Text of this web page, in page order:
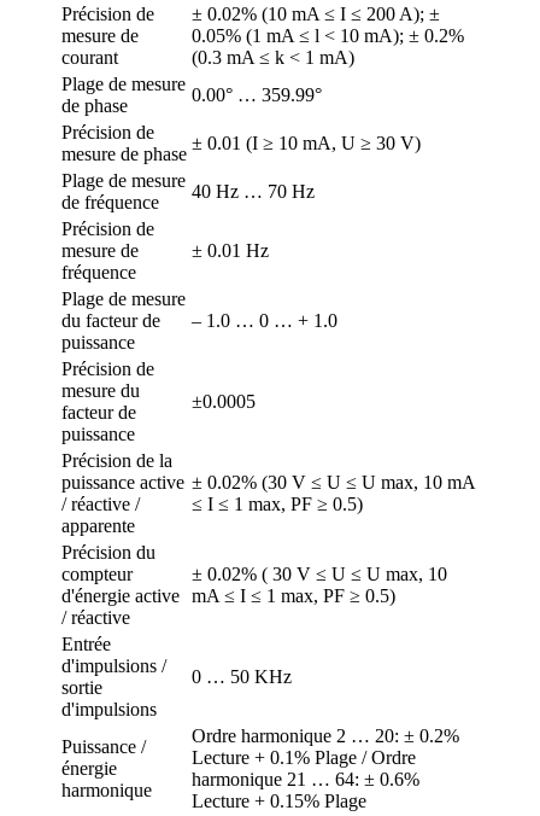
Précision de
mesure de
courant
± 0.02% (10 mA ≤ I ≤ 200 A); ±
0.05% (1 mA ≤ l < 10 mA); ± 0.2%
(0.3 mA ≤ k < 1 mA)
Plage de mesure
de phase
0.00° … 359.99°
Précision de
mesure de phase
± 0.01 (I ≥ 10 mA, U ≥ 30 V)
Plage de mesure
de fréquence
40 Hz … 70 Hz
Précision de
mesure de
fréquence
± 0.01 Hz
Plage de mesure
du facteur de
puissance
– 1.0 … 0 … + 1.0
Précision de
mesure du
facteur de
puissance
±0.0005
Précision de la
puissance active
/ réactive /
apparente
± 0.02% (30 V ≤ U ≤ U max, 10 mA
≤ I ≤ 1 max, PF ≥ 0.5)
Précision du
compteur
d'énergie active
/ réactive
± 0.02% ( 30 V ≤ U ≤ U max, 10
mA ≤ I ≤ 1 max, PF ≥ 0.5)
Entrée
d'impulsions /
sortie
d'impulsions
0 … 50 KHz
Puissance /
énergie
harmonique
Ordre harmonique 2 … 20: ± 0.2%
Lecture + 0.1% Plage / Ordre
harmonique 21 … 64: ± 0.6%
Lecture + 0.15% Plage